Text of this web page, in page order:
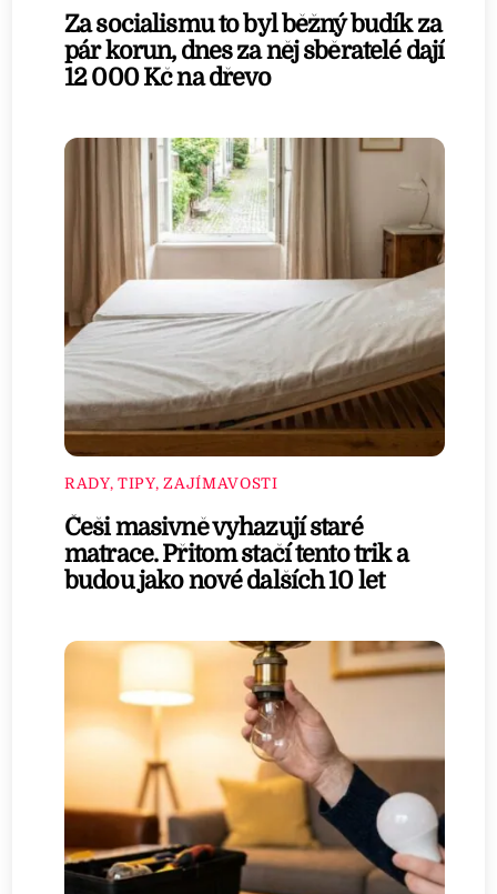
Za socialismu to byl běžný budík za
pár korun, dnes za něj sběratelé dají
12 000 Kč na dřevo
RADY, TIPY, ZAJÍMAVOSTI
Češi masivně vyhazují staré
matrace. Přitom stačí tento trik a
budou jako nové dalších 10 let